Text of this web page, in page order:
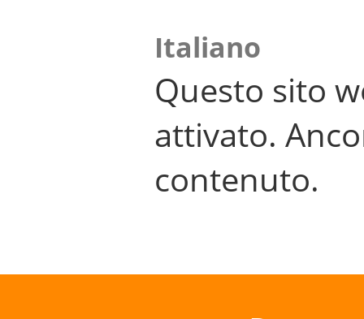
Italiano
Questo sito
attivato.
contenuto.